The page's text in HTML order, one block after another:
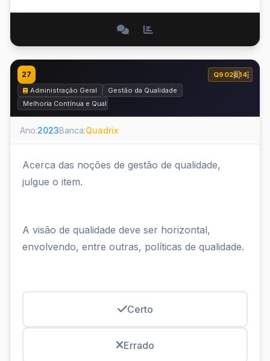
27
Q902814
Administração Geral
Gestão da Qualidade
Melhoria Contínua e Qualidade Total
Ano:2023Banca:Quadrix
Acerca das noções de gestão de qualidade,
julgue o item.
A visão de qualidade deve ser horizontal,
envolvendo, entre outras, políticas de qualidade.
Certo
Errado